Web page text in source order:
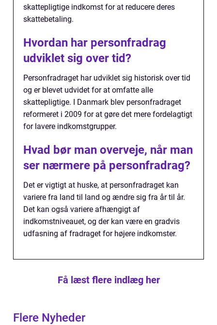
skattepligtige indkomst for at reducere deres
skattebetaling.
Hvordan har personfradrag
udviklet sig over tid?
Personfradraget har udviklet sig historisk over tid
og er blevet udvidet for at omfatte alle
skattepligtige. I Danmark blev personfradraget
reformeret i 2009 for at gøre det mere fordelagtigt
for lavere indkomstgrupper.
Hvad bør man overveje, når man
ser nærmere på personfradrag?
Det er vigtigt at huske, at personfradraget kan
variere fra land til land og ændre sig fra år til år.
Det kan også variere afhængigt af
indkomstniveauet, og der kan være en gradvis
udfasning af fradraget for højere indkomster.
Få læst flere indlæg her
Flere Nyheder